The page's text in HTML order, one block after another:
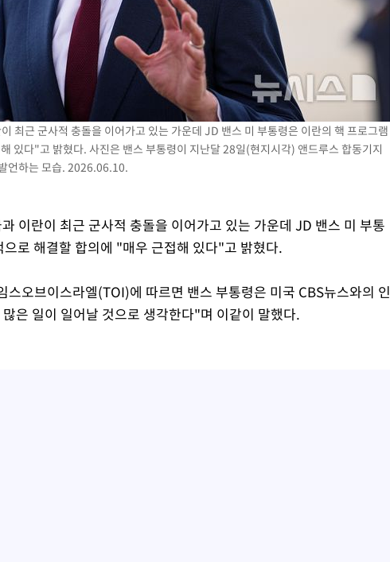
모리 수요 선제 대응"
VC 입단
'5승 2무'
감
에 마쳐
첫 40도
교정본부장 기소
대 공대 교수…이병태
최근 군사적 충돌을 이어가고 있는 가운데 JD 밴스 미 부통령은 이란의 핵 프로그램
있다"고 밝혔다. 사진은 밴스 부통령이 지난달 28일(현지시각) 앤드루스 합동기지
언하는 모습. 2026.06.10.
이란이 최근 군사적 충돌을 이어가고 있는 가운데 JD 밴스 미 부통
로 해결할 합의에 "매우 근접해 있다"고 밝혔다.
스오브이스라엘(TOI)에 따르면 밴스 부통령은 미국 CBS뉴스와의 인
은 일이 일어날 것으로 생각한다"며 이같이 말했다.